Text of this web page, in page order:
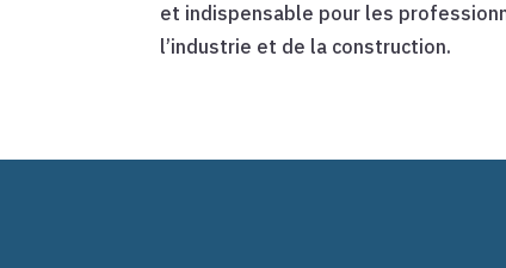
et indispensable pour les
l’industrie et de la construction.